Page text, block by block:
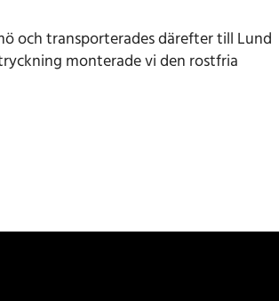
och transporterades därefter till Lund
monterade vi den rostfria